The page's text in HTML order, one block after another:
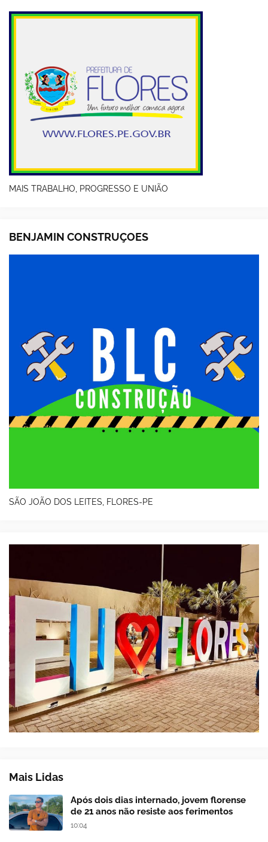
MAIS TRABALHO, PROGRESSO E UNIÃO
BENJAMIN CONSTRUÇOES
SÃO JOÃO DOS LEITES, FLORES-PE
Mais Lidas
Após dois dias internado, jovem florense
de 21 anos não resiste aos ferimentos
10:04